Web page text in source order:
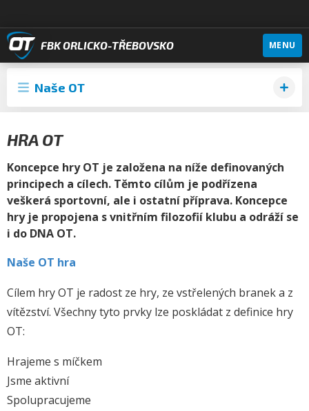
FBK ORLICKO-TŘEBOVSKO MENU
Naše OT
HRA OT
Koncepce hry OT je založena na níže definovaných
principech a cílech. Těmto cílům je podřízena
veškerá sportovní, ale i ostatní příprava. Koncepce
hry je propojena s vnitřním filozofií klubu a odráží se
i do DNA OT.
Naše OT hra
Cílem hry OT je radost ze hry, ze vstřelených branek a z
vítězství. Všechny tyto prvky lze poskládat z definice hry
OT:
Hrajeme s míčkem
Jsme aktivní
Spolupracujeme